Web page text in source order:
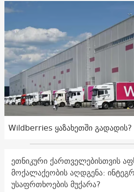
Wildberries ყაზახეთში გადადის?
ეთნიკური ქართველებისთვის
მოქალაქეობის აღდგენა:
უსაფრთხოების მუქარა?